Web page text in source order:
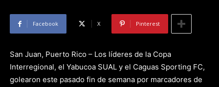
Facebook X Pinterest
San Juan, Puerto Rico – Los líderes de la Copa
Interregional, el Yabucoa SUAL y el Caguas Sporting FC,
golearon este pasado fin de semana por marcadores de